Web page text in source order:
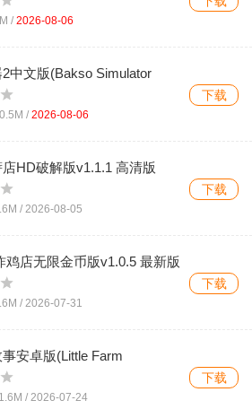
/ 2026-08-06
中文版(Bakso Simulator
版
/ 2026-08-06
下载
HD破解版v1.1.1 高清版
/ 2026-08-05
下载
鸡店无限金币版v1.0.5 最新版
/ 2026-07-31
下载
安卓版(Little Farm
趣味农场经营手游
/ 2026-07-24
下载